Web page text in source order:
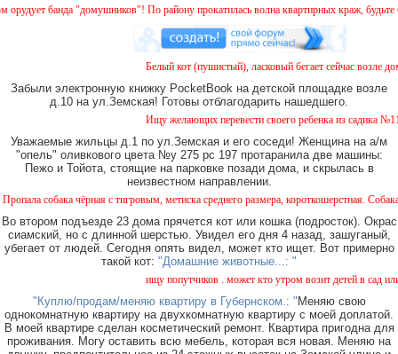
банда "домушников"! По району прокатилась волна квартирных краж, будьте
Белый кот (пушистый), ласковый бегает сейчас возле
Забыли электронную книжку PocketBook на детской площадке возле
д.10 на ул.Земская! Готовы отблагодарить нашедшего.
Ищу желающих перевести своего ребенка из садика
Уважаемые жильцы д.1 по ул.Земская и его соседи! Женщина на а/м
"опель" оливкового цвета №у 275 рс 197 протаранила две машины:
Пежо и Тойота, стоящие на парковке позади дома, и скрылась в
неизвестном направлении.
чёрная с тигровым, метиска среднего размера, короткошерстная. Собака
Во втором подъезде 23 дома прячется кот или кошка (подросток). Окрас
сиамский, но с длинной шерстью. Увидел его дня 4 назад, зашуганый,
убегает от людей. Сегодня опять видел, может кто ищет. Вот примерно
такой кот: "Домашние животные...: "
ищу попутчиков . может кто утром возит детей в сад
"Куплю/продам/меняю квартиру в Губернском.: " Меняю свою
однокомнатную квартиру на двухкомнатную квартиру с моей доплатой.
В моей квартире сделан косметический ремонт. Квартира пригодна для
проживания. Могу оставить всю мебель, которая вся новая. Меняю на